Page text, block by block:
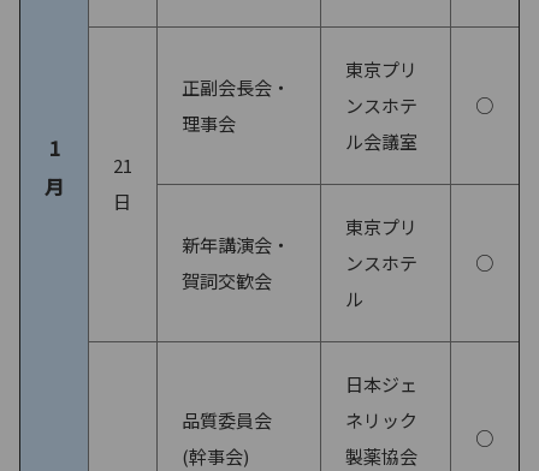
1
月
21
日
正副会長会・
理事会
東京プリ
ンスホテ
ル会議室
○
新年講演会・
賀詞交歓会
東京プリ
ンスホテ
ル
○
品質委員会
(幹事会)
日本ジェ
ネリック
製薬協会
○